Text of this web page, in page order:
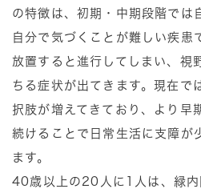
の特徴は、初期・中期段階では
自分で気づくことが難しい疾患
放置すると進行してしまい、視
ちる症状が出てきます。現在で
択肢が増えてきており、より早
続けることで日常生活に支障が
ます。
40歳以上の20人に1人は、緑内